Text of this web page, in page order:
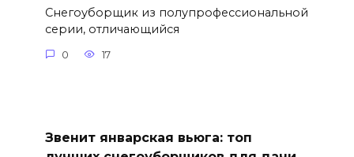
Снегоуборщик из полупрофессиональной
серии, отличающийся
0 17
Звенит январская вьюга: топ